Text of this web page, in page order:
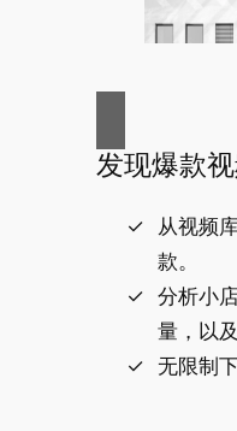
发现爆款视
从视频
款。
分析小
量，以
无限制